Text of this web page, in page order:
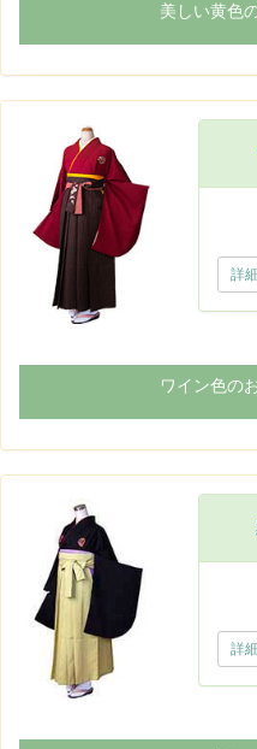
美しい黄色
詳
ワイン色の
詳